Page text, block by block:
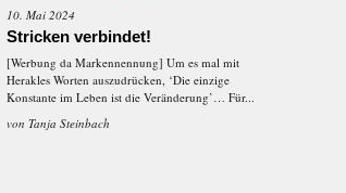
10. Mai 2024
Stricken verbindet!
[Werbung da Markennennung] Um es mal mit
Herakles Worten auszudrücken, ‘Die einzige
Konstante im Leben ist die Veränderung’… Für...
von Tanja Steinbach